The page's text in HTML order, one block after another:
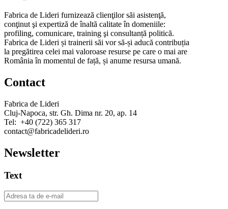
Fabrica de Lideri furnizează clienţilor săi asistenţă,
conţinut şi expertiză de înaltă calitate în domeniile:
profiling, comunicare, training şi consultanță politică.
Fabrica de Lideri și trainerii săi vor să-și aducă contribuția
la pregătirea celei mai valoroase resurse pe care o mai are
România în momentul de față, și anume resursa umană.
Contact
Fabrica de Lideri
Cluj-Napoca, str. Gh. Dima nr. 20, ap. 14
Tel: +40 (722) 365 317
contact@fabricadelideri.ro
Newsletter
Text